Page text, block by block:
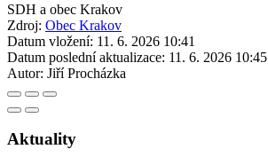
SDH a obec Krakov
Zdroj: Obec Krakov
Datum vložení: 11. 6. 2026 10:41
Datum poslední aktualizace: 11. 6. 2026 10:45
Autor: Jiří Procházka
Aktuality